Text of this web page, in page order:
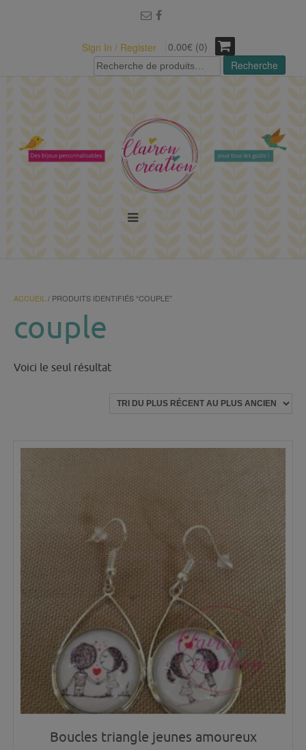
Sign In / Register
0.00€ (0)
Recherche
pour :
Recherche
ACCUEIL / PRODUITS IDENTIFIÉS “COUPLE”
couple
Voici le seul résultat
Boucles triangle jeunes amoureux